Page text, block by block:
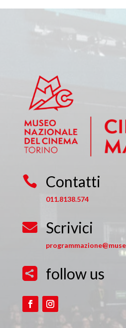
 Contatti
011.8138.574
 Scrivici
 follow us